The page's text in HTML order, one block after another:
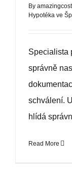
By
Hypotéka ve
Specialista
správně
schválení.
hlídá
Read More